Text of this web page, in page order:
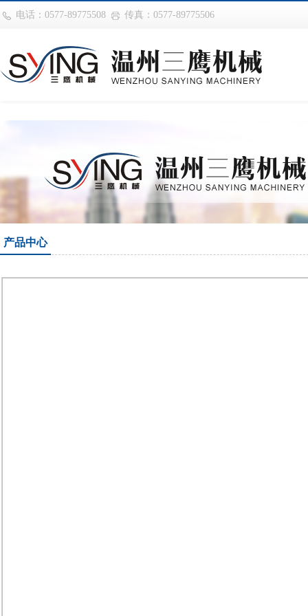
华体会平台
电话：0577-89775508 传真：0577-89775506
产品中心